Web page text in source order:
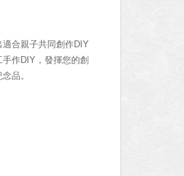
合親子共同創作DIY
作DIY，發揮您的創
品。